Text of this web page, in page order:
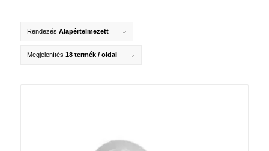
Rendezés Alapértelmezett
Megjelenítés 18 termék / oldal